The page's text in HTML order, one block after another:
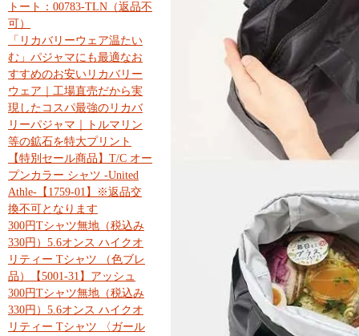
トート：00783-TLN（返品不
可）
「リカバリーウェア温たい
む」パジャマにも最適なお
すすめのお安いリカバリー
ウェア｜工場直売だから実
現したコスパ最強のリカバ
リーパジャマ｜トルマリン
等の鉱石を特大プリント
【特別セール商品】T/C オー
プンカラー シャツ -United
Athle-【1759-01】※返品交
換不可となります
300円Tシャツ無地（税込み
330円）5.6オンス ハイクオ
リティー Tシャツ （色ブレ
品）【5001-31】アッシュ
300円Tシャツ無地（税込み
330円）5.6オンス ハイクオ
リティー Tシャツ 〈ガール